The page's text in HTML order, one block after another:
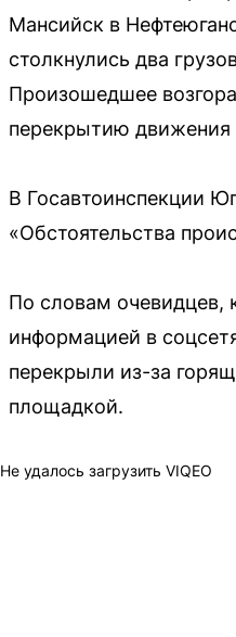
Мансийск в
столкнулись два
Произошедшее
перекрытию движения
В Госавтоинспекции
«Обстоятельства
По словам очевидцев,
информацией в
перекрыли из-за
площадкой.
Не удалось загрузить VIQEO